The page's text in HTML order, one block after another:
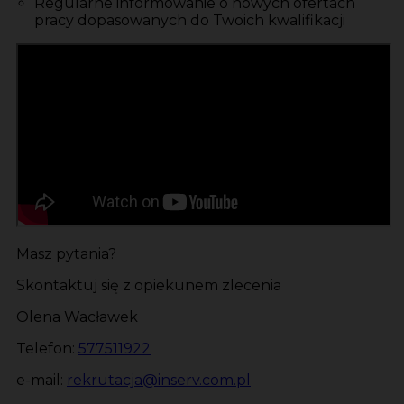
Regularne informowanie o nowych ofertach
pracy dopasowanych do Twoich kwalifikacji
Masz pytania?
Skontaktuj się z opiekunem zlecenia
Olena Wacławek
Telefon: 577511922
e-mail: rekrutacja@inserv.com.pl